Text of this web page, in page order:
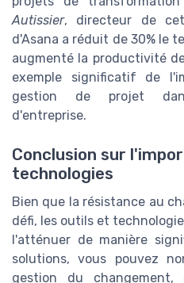
Autissier, directeur de
d'Asana a réduit de 30% le
augmenté la productivité
exemple significatif de
gestion de projet
d'entreprise.
Conclusion sur
technologies
Bien que la résistance au
défi, les outils et
l'atténuer de manière
solutions, vous pouvez
gestion du changement,